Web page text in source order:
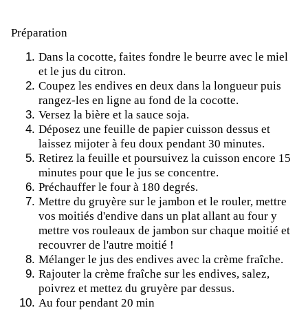
Préparation
Dans la cocotte, faites fondre le beurre avec le miel
et le jus du citron.
Coupez les endives en deux dans la longueur puis
rangez-les en ligne au fond de la cocotte.
Versez la bière et la sauce soja.
Déposez une feuille de papier cuisson dessus et
laissez mijoter à feu doux pendant 30 minutes.
Retirez la feuille et poursuivez la cuisson encore 15
minutes pour que le jus se concentre.
Préchauffer le four à 180 degrés.
Mettre du gruyère sur le jambon et le rouler, mettre
vos moitiés d'endive dans un plat allant au four y
mettre vos rouleaux de jambon sur chaque moitié et
recouvrer de l'autre moitié !
Mélanger le jus des endives avec la crème fraîche.
Rajouter la crème fraîche sur les endives, salez,
poivrez et mettez du gruyère par dessus.
Au four pendant 20 min